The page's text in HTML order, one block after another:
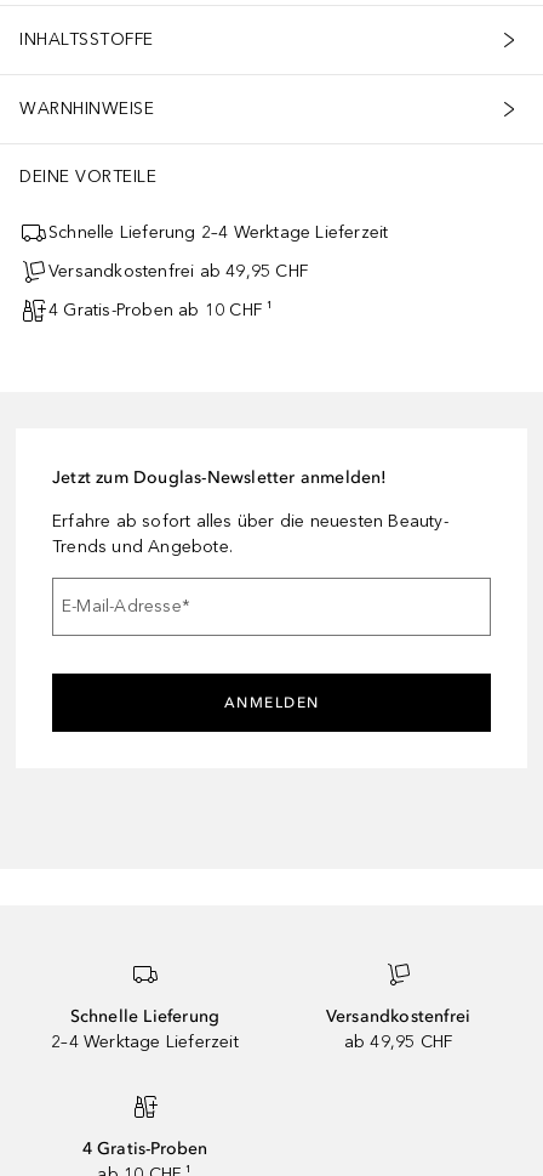
INHALTSSTOFFE
WARNHINWEISE
DEINE VORTEILE
Schnelle Lieferung 2–4 Werktage Lieferzeit
Versandkostenfrei ab 49,95 CHF
4 Gratis-Proben ab 10 CHF ¹
Jetzt zum Douglas-Newsletter anmelden!
Erfahre ab sofort alles über die neuesten Beauty-
Trends und Angebote.
E-Mail-Adresse*
ANMELDEN
Schnelle Lieferung
2–4 Werktage Lieferzeit
Versandkostenfrei
ab 49,95 CHF
4 Gratis-Proben